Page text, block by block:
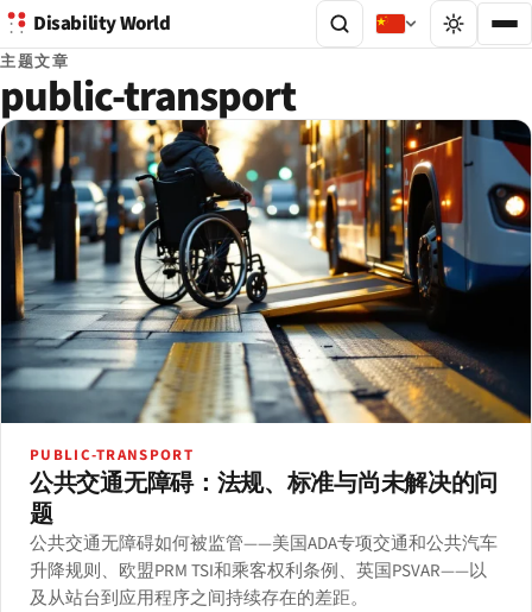
Disability World
主题文章
public-transport
PUBLIC-TRANSPORT
公共交通无障碍：法规、标准与尚未解决的问
题
公共交通无障碍如何被监管——美国ADA专项交通和公共汽车
升降规则、欧盟PRM TSI和乘客权利条例、英国PSVAR——以
及从站台到应用程序之间持续存在的差距。